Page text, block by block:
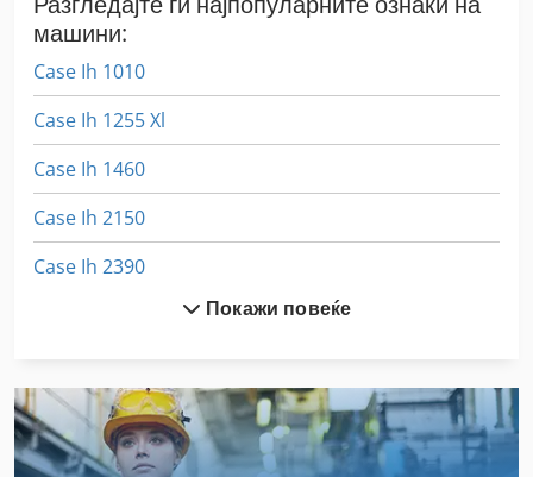
машини:
Case Ih 1010
Case Ih 1255 Xl
Case Ih 1460
Case Ih 2150
Case Ih 2390
Case Ih 3394
Case Ih 340
Покажи повеќе